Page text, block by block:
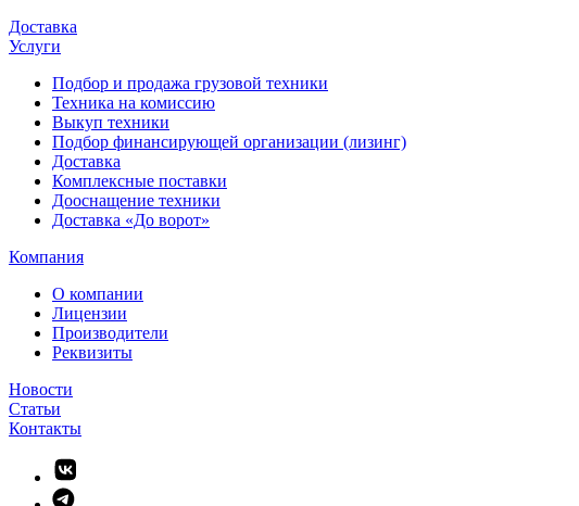
Доставка
Услуги
Подбор и продажа грузовой техники
Техника на комиссию
Выкуп техники
Подбор финансирующей организации (лизинг)
Доставка
Комплексные поставки
Дооснащение техники
Доставка «До ворот»
Компания
О компании
Лицензии
Производители
Реквизиты
Новости
Статьи
Контакты